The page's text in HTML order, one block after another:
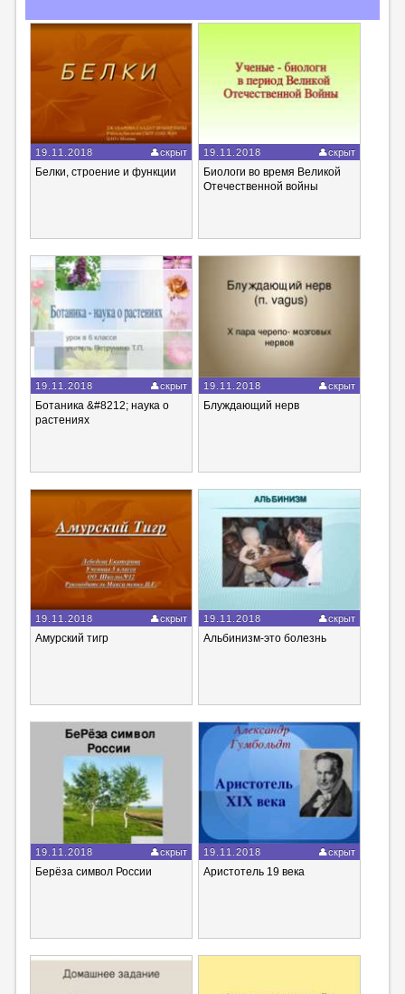
19.11.2018 скрыт
Белки, строение и функции
19.11.2018 скрыт
Биологи во время Великой
Отечественной войны
19.11.2018 скрыт
Ботаника &#8212; наука о
растениях
19.11.2018 скрыт
Блуждающий нерв
19.11.2018 скрыт
Амурский тигр
19.11.2018 скрыт
Альбинизм-это болезнь
19.11.2018 скрыт
Берёза символ России
19.11.2018 скрыт
Аристотель 19 века